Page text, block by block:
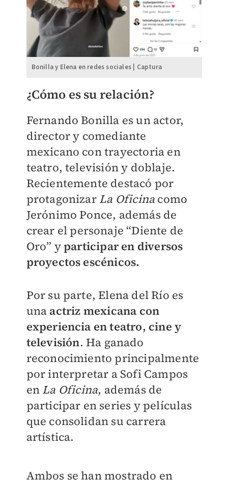
Bonilla y Elena en redes sociales | Captura
¿Cómo es su relación?
Fernando Bonilla es un actor,
director y comediante
mexicano con trayectoria en
teatro, televisión y doblaje.
Recientemente destacó por
protagonizar La Oficina como
Jerónimo Ponce, además de
crear el personaje “Diente de
Oro” yparticipar en diversos
proyectos escénicos.
Por su parte, Elena del Río es
una actriz mexicana con
experiencia en teatro, cine y
televisión. Ha ganado
reconocimiento principalmente
por interpretar a Sofi Campos
en La Oficina, además de
participar en series y películas
que consolidan su carrera
artística.
Ambos se han mostrado en